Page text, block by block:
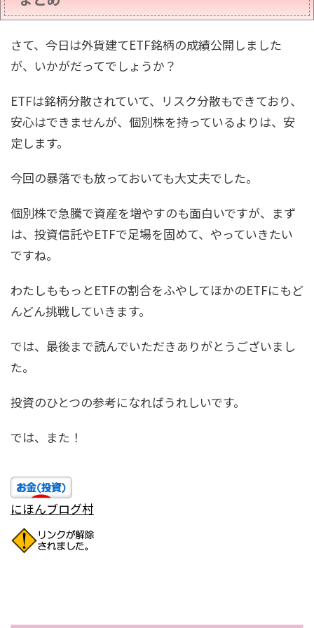
さて、今日は外貨建てETF銘柄の成績公開しました
が、いかがだってでしょうか？
ETFは銘柄分散されていて、リスク分散もできており、
安心はできませんが、個別株を持っているよりは、安
定します。
今回の暴落でも放っておいても大丈夫でした。
個別株で急騰で資産を増やすのも面白いですが、まず
は、投資信託やETFで足場を固めて、やっていきたい
ですね。
わたしももっとETFの割合をふやしてほかのETFにもど
んどん挑戦していきます。
では、最後まで読んでいただきありがとうございまし
た。
投資のひとつの参考になればうれしいです。
では、また！
にほんブログ村